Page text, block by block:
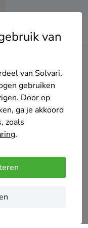
van
van Solvari.
gebruiken
Door op
ga je akkoord
zoals
.
oog voor detail,